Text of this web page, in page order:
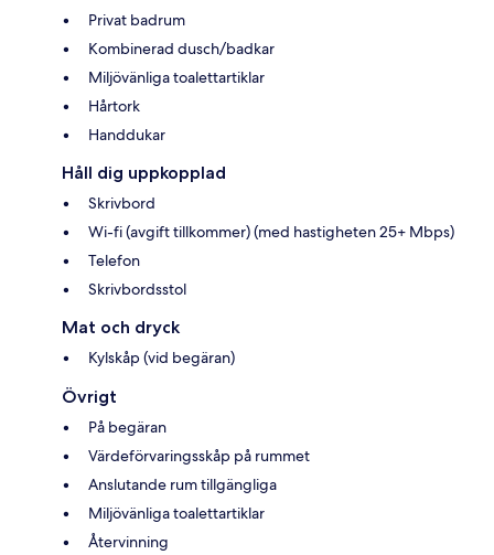
Privat badrum
Kombinerad dusch/badkar
Miljövänliga toalettartiklar
Hårtork
Handdukar
Håll dig uppkopplad
Skrivbord
Wi-fi (avgift tillkommer) (med hastigheten 25+ Mbps)
Telefon
Skrivbordsstol
Mat och dryck
Kylskåp (vid begäran)
Övrigt
På begäran
Värdeförvaringsskåp på rummet
Anslutande rum tillgängliga
Miljövänliga toalettartiklar
Återvinning